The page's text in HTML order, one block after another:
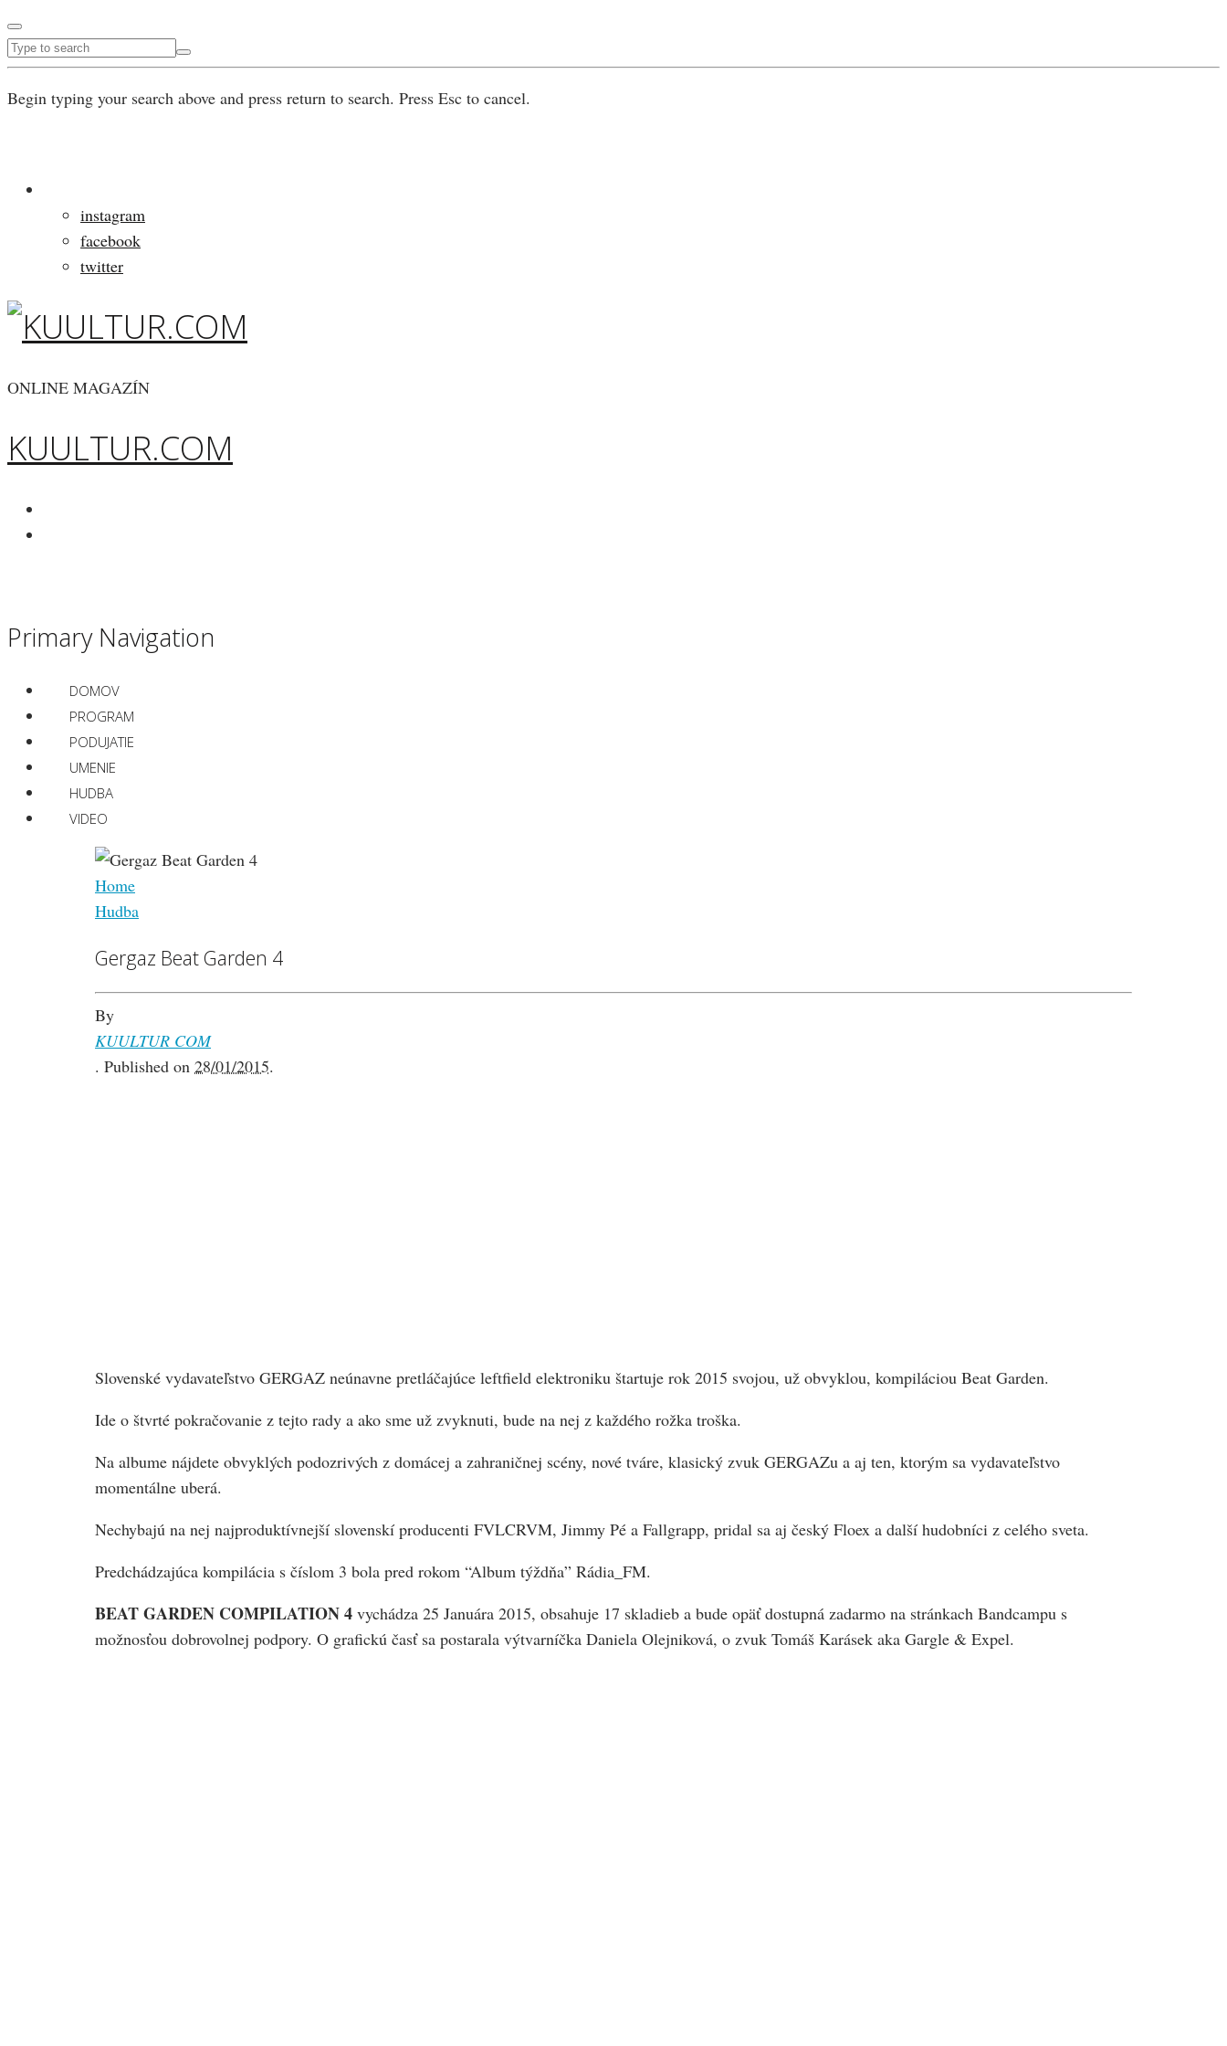
Begin typing your search above and press return to search. Press Esc to cancel.
instagram
facebook
twitter
ONLINE MAGAZÍN
KUULTUR.COM
Primary Navigation
DOMOV
PROGRAM
PODUJATIE
UMENIE
HUDBA
VIDEO
Home
Hudba
Gergaz Beat Garden 4
By
KUULTUR COM
. Published on 28/01/2015.
Slovenské vydavateľstvo GERGAZ neúnavne pretláčajúce leftfield elektroniku štartuje rok 2015 svojou, už obvyklou, kompiláciou Beat Garden.
Ide o štvrté pokračovanie z tejto rady a ako sme už zvyknuti, bude na nej z každého rožka troška.
Na albume nájdete obvyklých podozrivých z domácej a zahraničnej scény, nové tváre, klasický zvuk GERGAZu a aj ten, ktorým sa vydavateľstvo
momentálne uberá.
Nechybajú na nej najproduktívnejší slovenskí producenti FVLCRVM, Jimmy Pé a Fallgrapp, pridal sa aj český Floex a další hudobníci z celého sveta.
Predchádzajúca kompilácia s číslom 3 bola pred rokom “Album týždňa” Rádia_FM.
BEAT GARDEN COMPILATION 4 vychádza 25 Januára 2015, obsahuje 17 skladieb a bude opäť dostupná zadarmo na stránkach Bandcampu s
možnosťou dobrovolnej podpory. O grafickú časť sa postarala výtvarníčka Daniela Olejniková, o zvuk Tomáš Karásek aka Gargle & Expel.